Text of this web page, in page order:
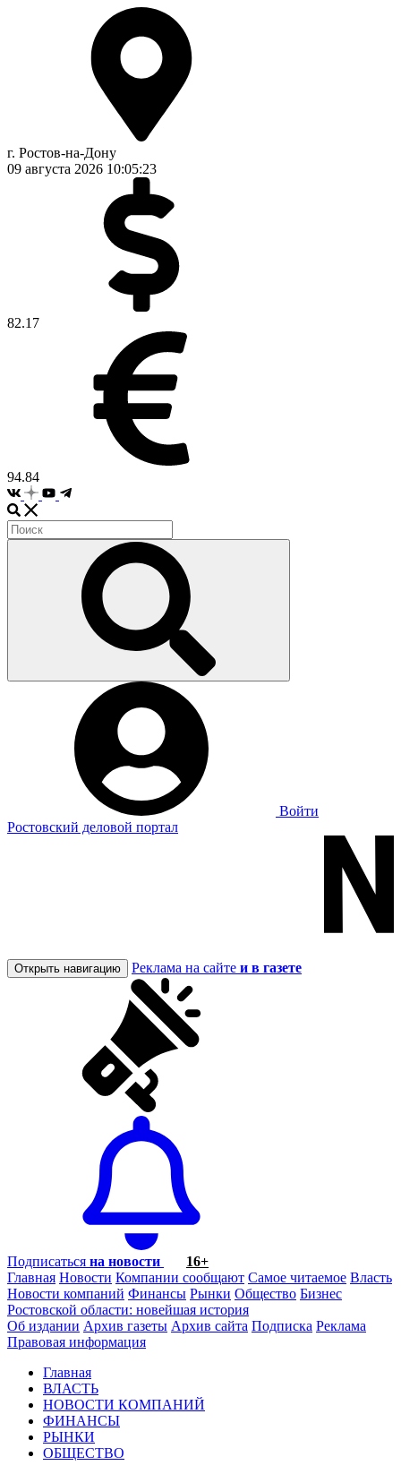
г. Ростов-на-Дону
09 августа 2026 10:05:23
82.17
94.84
Войти
Ростовский деловой портал
Открыть навигацию Реклама на сайте и в газете
Подписаться на новости
16+
Главная Новости Компании сообщают Самое читаемое Власть
Новости компаний Финансы Рынки Общество Бизнес
Ростовской области: новейшая история
Об издании Архив газеты Архив сайта Подписка Реклама
Правовая информация
Главная
ВЛАСТЬ
НОВОСТИ КОМПАНИЙ
ФИНАНСЫ
РЫНКИ
ОБЩЕСТВО